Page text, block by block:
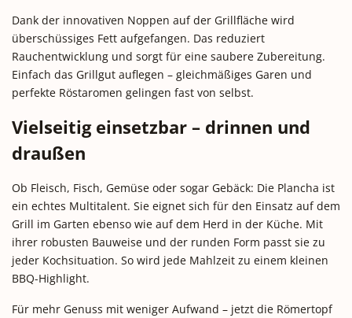
Dank der innovativen Noppen auf der Grillfläche wird
überschüssiges Fett aufgefangen. Das reduziert
Rauchentwicklung und sorgt für eine saubere Zubereitung.
Einfach das Grillgut auflegen – gleichmäßiges Garen und
perfekte Röstaromen gelingen fast von selbst.
Vielseitig einsetzbar – drinnen und
draußen
Ob Fleisch, Fisch, Gemüse oder sogar Gebäck: Die Plancha ist
ein echtes Multitalent. Sie eignet sich für den Einsatz auf dem
Grill im Garten ebenso wie auf dem Herd in der Küche. Mit
ihrer robusten Bauweise und der runden Form passt sie zu
jeder Kochsituation. So wird jede Mahlzeit zu einem kleinen
BBQ-Highlight.
Für mehr Genuss mit weniger Aufwand – jetzt die Römertopf